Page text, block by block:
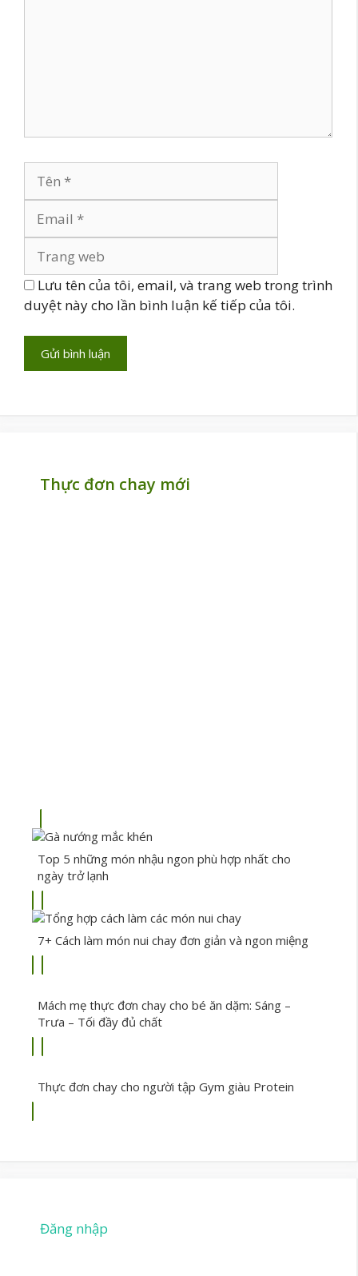
Lưu tên của tôi, email, và trang web trong trình
duyệt này cho lần bình luận kế tiếp của tôi.
Thực đơn chay mới
Top 5 những món nhậu ngon phù hợp nhất cho
ngày trở lạnh
7+ Cách làm món nui chay đơn giản và ngon miệng
Mách mẹ thực đơn chay cho bé ăn dặm: Sáng –
Trưa – Tối đầy đủ chất
Thực đơn chay cho người tập Gym giàu Protein
Đăng nhập